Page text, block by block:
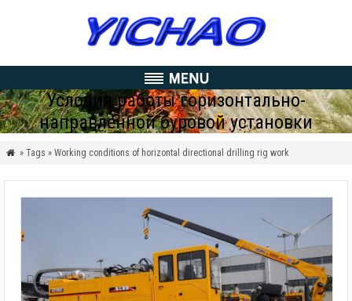
Условия работы горизонтально-
направленной буровой установки
 » Tags » Working conditions of horizontal directional drilling rig work